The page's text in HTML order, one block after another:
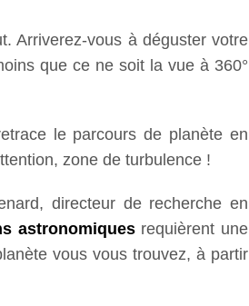
Arriverez-vous à déguster votre
que ce ne soit la vue à 360°
le parcours de planète en
zone de turbulence !
directeur de recherche en
astronomiquesrequièrent une
vous vous trouvez, à partir